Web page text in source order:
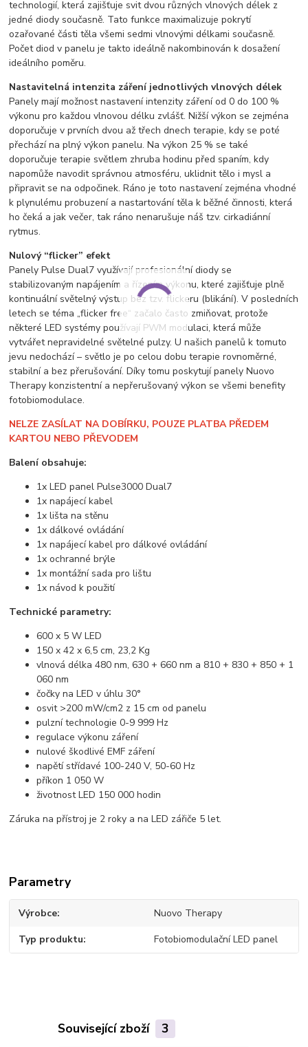
technologií, která zajišťuje svit dvou různých vlnových délek z
jedné diody současně. Tato funkce maximalizuje pokrytí
ozařované části těla všemi sedmi vlnovými délkami současně.
Počet diod v panelu je takto ideálně nakombinován k dosažení
ideálního poměru.
Nastavitelná intenzita záření jednotlivých vlnových délek
Panely mají možnost nastavení intenzity záření od 0 do 100 %
výkonu pro každou vlnovou délku zvlášť. Nižší výkon se zejména
doporučuje v prvních dvou až třech dnech terapie, kdy se poté
přechází na plný výkon panelu. Na výkon 25 % se také
doporučuje terapie světlem zhruba hodinu před spaním, kdy
napomůže navodit správnou atmosféru, uklidnit tělo i mysl a
připravit se na odpočinek. Ráno je toto nastavení zejména vhodné
k plynulému probuzení a nastartování těla k běžné činnosti, která
ho čeká a jak večer, tak ráno nenarušuje náš tzv. cirkadiánní
rytmus.
Nulový “flicker” efekt
Panely Pulse Dual7 využívají profesionální diody se
stabilizovaným napájením a řízením výkonu, které zajišťuje plně
kontinuální světelný výstup bez tzv. flickeru (blikání). V posledních
letech se téma „flicker free“ začalo často zmiňovat, protože
některé LED systémy používají PWM modulaci, která může
vytvářet nepravidelné světelné pulzy. U našich panelů k tomuto
jevu nedochází – světlo je po celou dobu terapie rovnoměrné,
stabilní a bez přerušování. Díky tomu poskytují panely Nuovo
Therapy konzistentní a nepřerušovaný výkon se všemi benefity
fotobiomodulace.
NELZE ZASÍLAT NA DOBÍRKU, POUZE PLATBA PŘEDEM
KARTOU NEBO PŘEVODEM
Balení obsahuje:
1x LED panel Pulse3000 Dual7
1x napájecí kabel
1x lišta na stěnu
1x dálkové ovládání
1x napájecí kabel pro dálkové ovládání
1x ochranné brýle
1x montážní sada pro lištu
1x návod k použití
Technické parametry:
600 x 5 W LED
150 x 42 x 6,5 cm, 23,2 Kg
vlnová délka 480 nm, 630 + 660 nm a 810 + 830 + 850 + 1
060 nm
čočky na LED v úhlu 30°
osvit >200 mW/cm2 z 15 cm od panelu
pulzní technologie 0-9 999 Hz
regulace výkonu záření
nulové škodlivé EMF záření
napětí střídavé 100-240 V, 50-60 Hz
příkon 1 050 W
životnost LED 150 000 hodin
Záruka na přístroj je 2 roky a na LED zářiče 5 let.
Parametry
Výrobce Nuovo Therapy
Typ produktu Fotobiomodulační LED panel
Související zboží 3